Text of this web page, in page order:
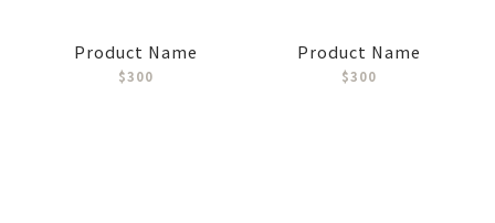
Product Name
$300
Product Name
$300